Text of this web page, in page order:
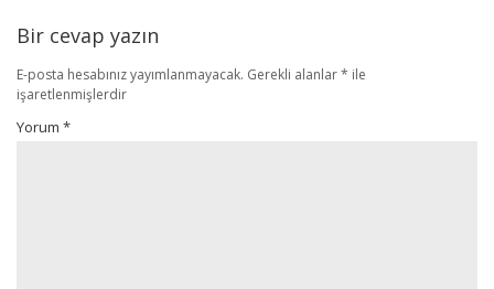
Bir cevap yazın
E-posta hesabınız yayımlanmayacak. Gerekli alanlar* ile
işaretlenmişlerdir
Yorum *